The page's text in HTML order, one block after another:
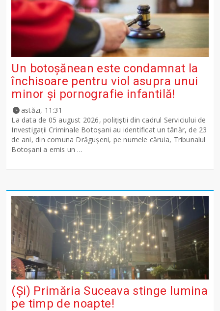
Un botoșănean este condamnat la
închisoare pentru viol asupra unui
minor și pornografie infantilă!
astăzi, 11:31
La data de 05 august 2026, polițiștii din cadrul Serviciului de
Investigații Criminale Botoșani au identificat un tânăr, de 23
de ani, din comuna Drăgușeni, pe numele căruia, Tribunalul
Botoșani a emis un ...
(Și) Primăria Suceava stinge lumina
pe timp de noapte!